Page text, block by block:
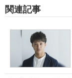
関連記事